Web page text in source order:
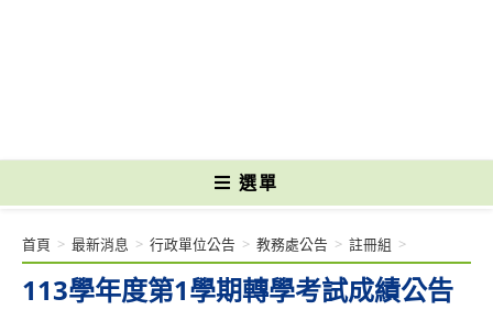
選單
113學年度第1學期轉學考試成績公告
首頁 > 最新消息 > 行政單位公告 > 教務處公告 > 註冊組 >